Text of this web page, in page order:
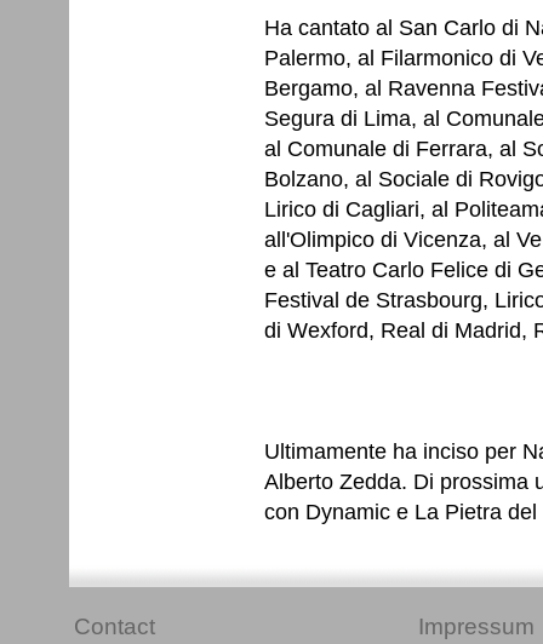
Ha cantato al San Carlo di
Palermo, al Filarmonico di
Bergamo, al Ravenna
Segura di Lima, al
al Comunale di Ferrara, al
Bolzano, al Sociale di
Lirico di Cagliari, al
all'Olimpico di Vicenza, al
e al Teatro Carlo Felice di
Festival de Strasbourg,
di Wexford, Real di Madrid,
Ultimamente ha inciso per
Alberto Zedda. Di prossima
con Dynamic e La Pietra
Contact Impressum